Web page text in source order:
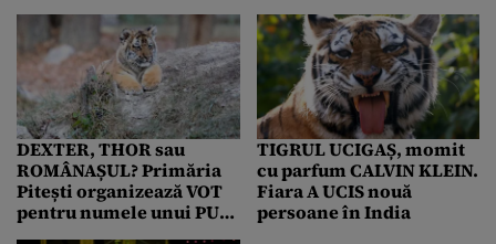
DEXTER, THOR sau
ROMÂNAȘUL? Primăria
Pitești organizează VOT
pentru numele unui PUI
TIGRUL UCIGAȘ, momit
cu parfum CALVIN KLEIN.
Fiara A UCIS nouă
persoane în India